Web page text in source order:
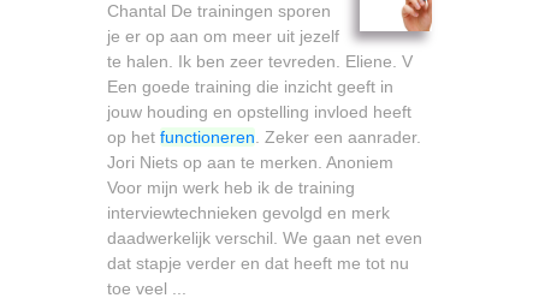
Chantal De trainingen sporen
je er op aan om meer uit jezelf
te halen. Ik ben zeer tevreden. Eliene. V
Een goede training die inzicht geeft in
jouw houding en opstelling invloed heeft
op het functioneren . Zeker een aanrader.
Jori Niets op aan te merken. Anoniem
Voor mijn werk heb ik de training
interviewtechnieken gevolgd en merk
daadwerkelijk verschil. We gaan net even
dat stapje verder en dat heeft me tot nu
toe veel ...